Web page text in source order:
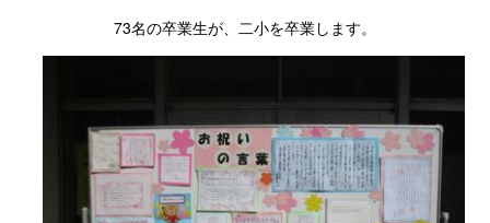
73名の卒業生が、二小を卒業します。